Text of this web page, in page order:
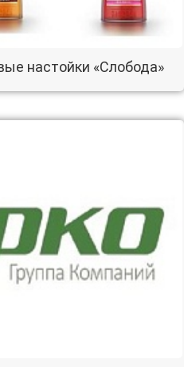
настойки «Слобода»